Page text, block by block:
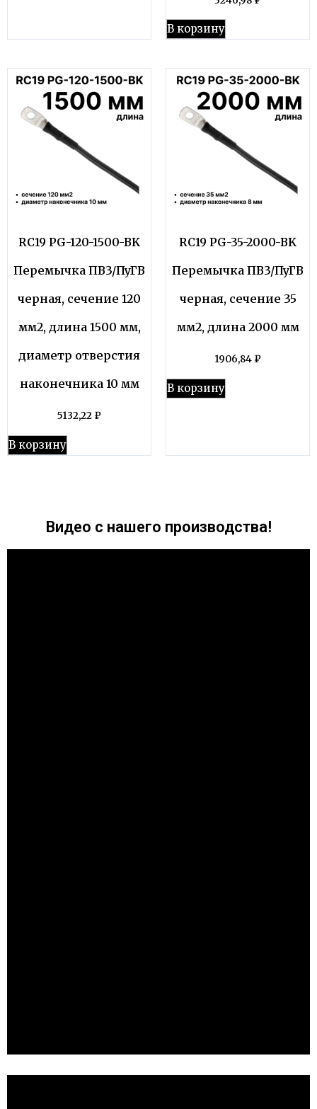
В корзину
RC19 PG-120-1500-BK
Перемычка ПВ3/ПуГВ
черная, сечение 120
мм2, длина 1500 мм,
диаметр отверстия
наконечника 10 мм
5132,22 ₽
В корзину
RC19 PG-35-2000-BK
Перемычка ПВ3/ПуГВ
черная, сечение 35
мм2, длина 2000 мм
1906,84 ₽
В корзину
Видео с нашего производства!